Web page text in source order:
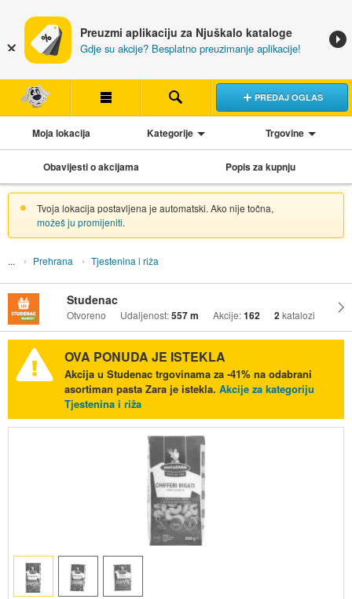
Preuzmi aplikaciju za Njuškalo kataloge
Gdje su akcije? Besplatno preuzimanje aplikacije!
PREDAJ OGLAS
Moja lokacija Kategorije Trgovine
Obavijesti o akcijama Popis za kupnju
Tvoja lokacija postavljena je automatski. Ako nije točna,
možeš ju promijeniti.
Prehrana Tjestenina i riža
Studenac
Otvoreno Udaljenost:557 m Akcije:162 2katalozi
OVA PONUDA JE ISTEKLA
Akcija u Studenac trgovinama za -41% na odabrani
asortiman pasta Zara je istekla. Akcije za kategoriju
Tjestenina i riža